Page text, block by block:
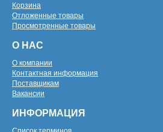
Корзина
Отложенные товары
Просмотренные товары
О НАС
О компании
Контактная информация
Поставщикам
Вакансии
ИНФОРМАЦИЯ